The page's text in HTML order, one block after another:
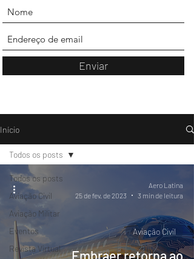
Enviar
Início
Todos os posts
Aviação Civil
Aviação Militar
Eventos
Revista Virtual
Todos os posts
Embraer retorna ao
Aviação Civil
Aero Latina
25 de fev. de 2023
3 min de leitura